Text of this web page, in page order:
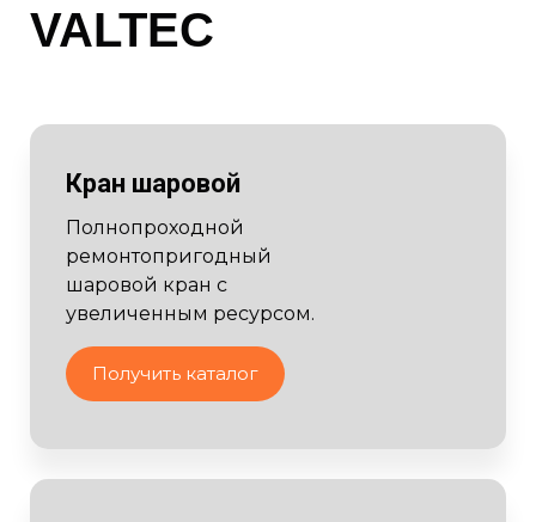
VALTEC
Кран шаровой
Полнопроходной
ремонтопригодный
шаровой кран с
увеличенным ресурсом.
Получить каталог